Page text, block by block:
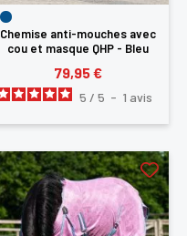
Chemise anti-mouches avec
cou et masque QHP - Bleu
79,95 €
5 / 5 - 1 avis